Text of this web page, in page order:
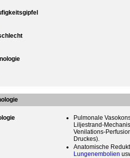
Pulmonale
Liljestrand-
Venilations-
Druckes).
Anatomische
Lungenembolien